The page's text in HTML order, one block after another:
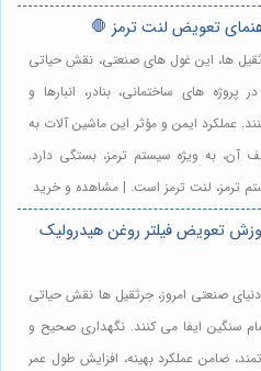
تعویض لنت ترمز 🛑
ها، این غول های صنعتی، نقش حیاتی
های ساختمانی، بنادر، انبارها و
عملکرد ایمن و مؤثر این ماشین آلات به
به ویژه سیستم ترمز، بستگی دارد.
ترمز، لنت ترمز است. | مشاهده و خرید
تعویض فیلتر روغن هیدرولیک
صنعتی امروز، جرثقیل ها نقش حیاتی
سنگین ایفا می کنند. نگهداری صحیح و
ضامن عملکرد بهینه، افزایش طول عمر